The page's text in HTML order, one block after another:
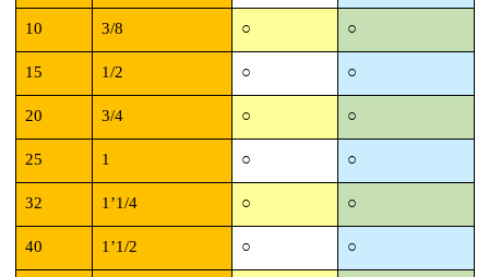
10 3/8 ○ ○
15 1/2 ○ ○
20 3/4 ○ ○
25 1 ○ ○
32 1’1/4 ○ ○
40 1’1/2 ○ ○